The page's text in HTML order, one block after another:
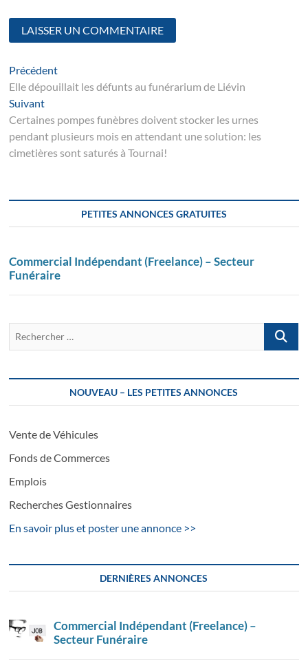
Navigation
de
l’article
PrécédentArticle
suivant
Elle dépouillait les défunts au funérarium de Liévin
SuivantSuivant
post:
Certaines pompes funèbres doivent stocker les urnes
pendant plusieurs mois en attendant une solution: les
cimetières sont saturés à Tournai!
PETITES ANNONCES GRATUITES
Commercial Indépendant (Freelance) – Secteur
Funéraire
…
NOUVEAU – LES PETITES ANNONCES
Vente de Véhicules
Fonds de Commerces
Emplois
Recherches Gestionnaires
En savoir plus et poster une annonce >>
DERNIÈRES ANNONCES
Commercial Indépendant (Freelance) –
Secteur Funéraire